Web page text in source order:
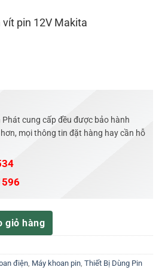
pin 12V Makita
cung cấp đều được bảo hành
mọi thông tin đặt hàng hay cần hỗ
Makita HP333DNX10 số lượng
giỏ hàng
điện, Máy khoan pin, Thiết Bị Dùng Pin